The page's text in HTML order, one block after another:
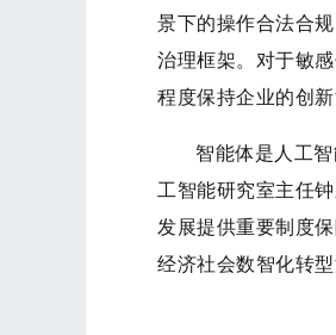
景下的操作合法合
治理框架。对于敏
程度保持企业的创新
智能体是人工
工智能研究室主任
发展提供重要制度
经济社会数智化转型